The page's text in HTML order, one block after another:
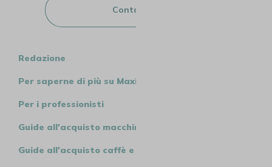
Contattaci
Redazione
Per saperne di più su MaxiCoffee
Per i professionisti
Guide all'acquisto macchine
Guide all'acquisto caffè e tè